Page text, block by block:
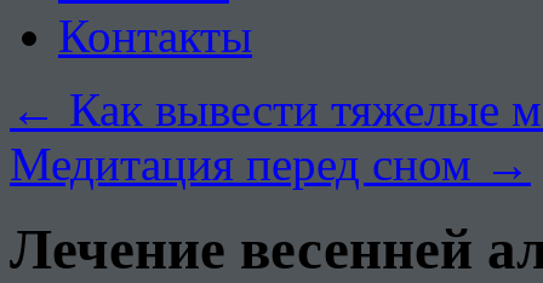
Контакты
← Как вывести тяжелые
Медитация перед сном →
Лечение весенней